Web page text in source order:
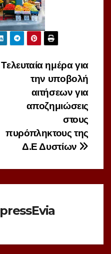
Τελευταία ημέρα για
την υποβολή
αιτήσεων για
αποζημιώσεις
στους
πυρόπληκτους της
Δ.Ε Δυστίων